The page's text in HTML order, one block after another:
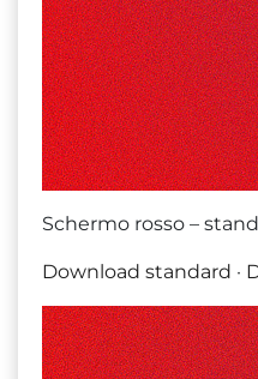
Schermo rosso –
Download standard ·